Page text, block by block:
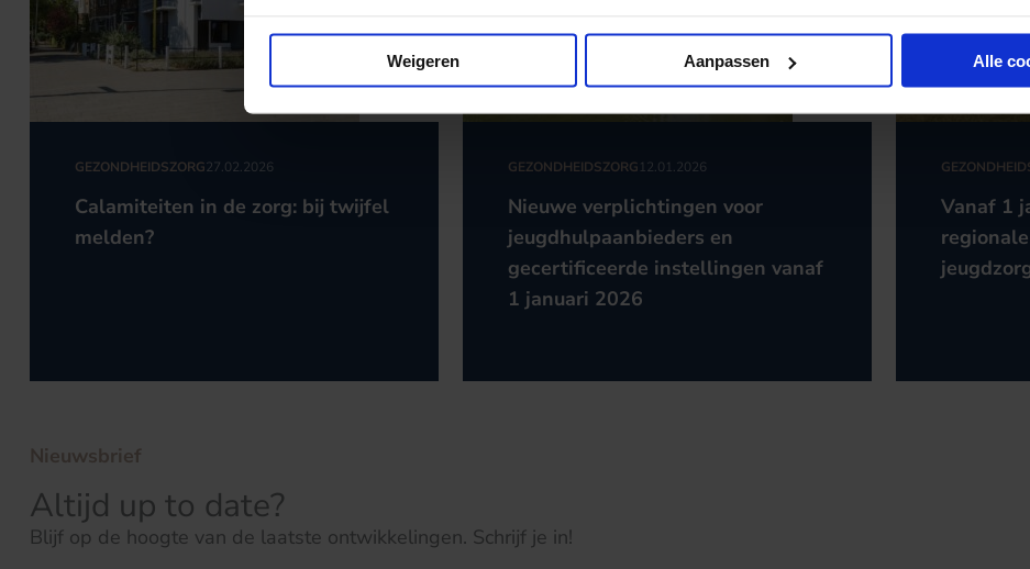
Weigeren Aanpassen Alle
GEZONDHEIDSZORG27.02.2026
Calamiteiten in de zorg: bij twijfel
melden?
GEZONDHEIDSZORG12.01.2026
Nieuwe verplichtingen voor
jeugdhulpaanbieders en
gecertificeerde instellingen vanaf
1 januari 2026
Vanaf 1
Nieuwsbrief
Altijd up to date?
Blijf op de hoogte van de laatste ontwikkelingen. Schrijf je in!